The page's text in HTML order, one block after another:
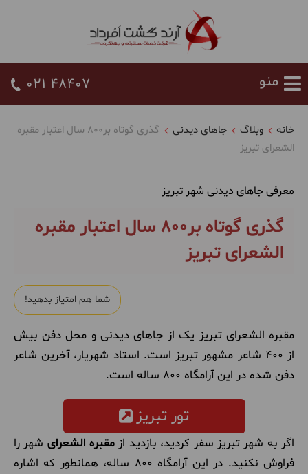
021 48407
خانه وبلاگ جاهای دیدنی
گذری گوتاه بر800 سال اعتبار مقبره
الشعرای تبریز
معرفی جاهای دیدنی شهر تبریز
گذری گوتاه بر800 سال اعتبار مقبره
الشعرای تبریز
شما هم امتیاز بدهید!
مقبره الشعرای تبریز یک از جاهای دیدنی و محل دفن بیش
از 400 شاعر مشهور تبریز است. استاد شهریار، آخرین شاعر
دفن شده در این آرامگاه 800 ساله است.
تور تبریز
اگر به شهر تبریز سفر کردید، بازدید از مقبره الشعرای شهر را
فراوش نکنید. در این آرامگاه 800 ساله، همانطور که اشاره